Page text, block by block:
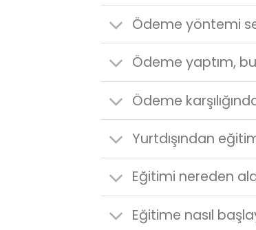
Ödeme yöntemi
Ödeme yaptım,
Ödeme
Yurtdışından
Eğitimi nereden
Eğitime nasıl